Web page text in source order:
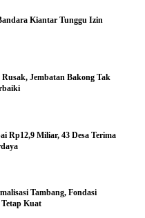
Kiantar Tunggu Izin
Jembatan Bakong Tak
Rp12,9 Miliar, 43 Desa Terima
Tambang, Fondasi
Kuat